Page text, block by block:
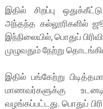
இதில் சிறப்பு
அந்தந்த கல்லூரிகளில்
இந்நிலையில், பொதுப்
முழுவதும் நேற்று
இதில் பங்கேற்று
மாணவர்களுக்கு
வழங்கப்பட்டது. பொதுப்